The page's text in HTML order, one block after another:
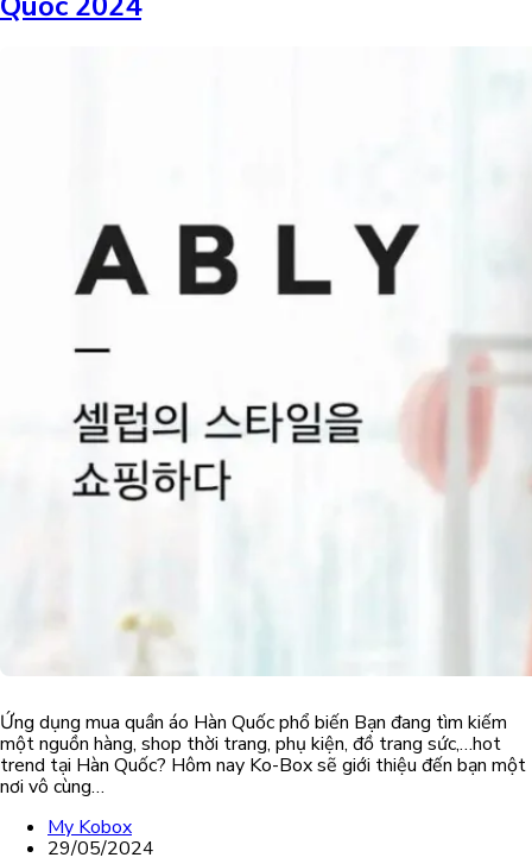
Ứng dụng mua quần áo Hàn Quốc phổ biến Bạn đang tìm kiếm
một nguồn hàng, shop thời trang, phụ kiện, đồ trang sức,…hot
trend tại Hàn Quốc? Hôm nay Ko-Box sẽ giới thiệu đến bạn một
nơi vô cùng…
My Kobox
29/05/2024